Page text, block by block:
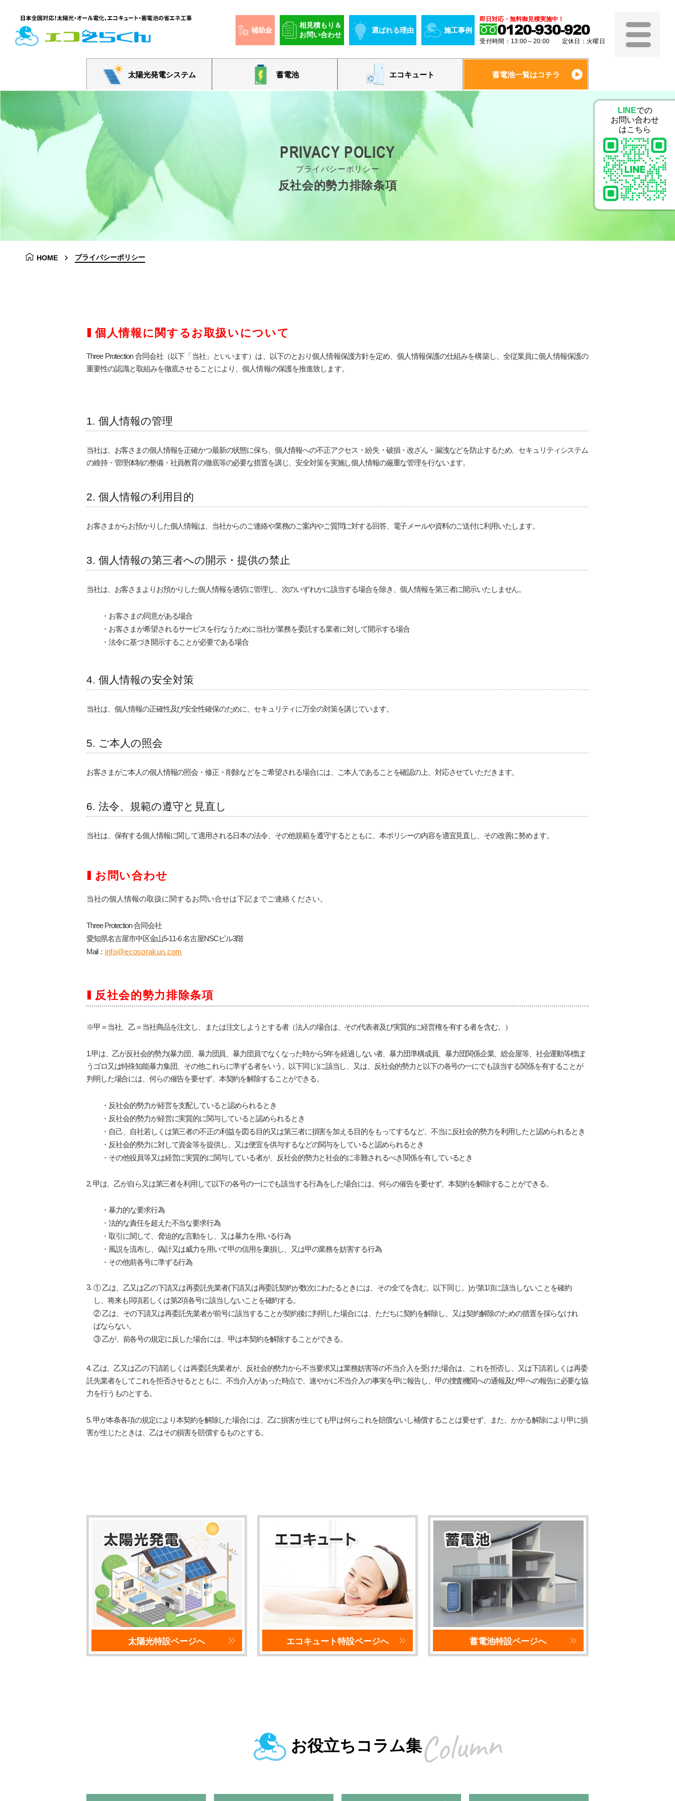
補助金
相見積もり＆
お問い合わせ
選ばれる理由 施工事例
即日対応・無料御見積実施中！
0120-930-920
受付時間：13:00～20:00 定休日：火曜日
太陽光発電システム 蓄電池 エコキュート 蓄電池一覧はコチラ
LINEでの
お問い合わせ
はこちら
PRIVACY POLICY
プライバシーポリシー
反社会的勢力排除条項
HOME プライバシーポリシー
個人情報に関するお取扱いについて
Three Protection 合同会社（以下「当社」といいます）は、以下のとおり個人情報保護方針を定め、個人情報保護の仕組みを構築し、全従業員に個人情報保護の
重要性の認識と取組みを徹底させることにより、個人情報の保護を推進致します。
1. 個人情報の管理
当社は、お客さまの個人情報を正確かつ最新の状態に保ち、個人情報への不正アクセス ・ 紛失・ 破損・改ざん・ 漏洩などを防止するため、セキュリティシステム
の維持・ 管理体制の整備・ 社員教育の徹底等の必要な措置を講じ、安全対策を実施し個人情報の厳重な管理を行ないます。
2. 個人情報の利用目的
お客さまからお預かりした個人情報は、当社からのご連絡や業務のご案内やご質問に対する回答、電子メールや資料のご送付に利用いたします。
3. 個人情報の第三者への開示 ・ 提供の禁止
当社は、お客さまよりお預かりした個人情報を適切に管理し、次のいずれかに該当する場合を除き、個人情報を第三者に開示いたしません。
・ お客さまの同意がある場合
・ お客さまが希望されるサービスを行なうために当社が業務を委託する業者に対して開示する場合
・ 法令に基づき開示することが必要である場合
4. 個人情報の安全対策
当社は、個人情報の正確性及び安全性確保のために、セキュリティに万全の対策を講じています。
5. ご本人の照会
お客さまがご本人の個人情報の照会 ・ 修正・ 削除などをご希望される場合には、ご本人であることを確認の上、対応させていただきます。
6. 法令、規範の遵守と見直し
当社は、保有する個人情報に関して適用される日本の法令、その他規範を遵守するとともに、本ポリシーの内容を適宜見直し、その改善に努めます。
お問い合わせ
当社の個人情報の取扱に関するお問い合せは下記までご連絡ください。
Three Protection 合同会社
愛知県名古屋市中区金山5-11-6 名古屋NSCビル3階
Mail： info@ecosorakun.com
反社会的勢力排除条項
※甲＝当社、乙＝当社商品を注文し、または注文しようとする者（法人の場合は、その代表者及び実質的に経営権を有する者を含む。）
1.甲は、乙が反社会的勢力(暴力団、暴力団員、暴力団員でなくなった時から5年を経過しない者、暴力団準構成員、暴力団関係企業、総会屋等、社会運動等標ぼ
うゴロ又は特殊知能暴力集団、その他これらに準ずる者をいう。以下同じ)に該当し、又は、反社会的勢力と以下の各号の一にでも該当する関係を有することが
判明した場合には、何らの催告を要せず、本契約を解除することができる。
・ 反社会的勢力が経営を支配していると認められるとき
・ 反社会的勢力が経営に実質的に関与していると認められるとき
・ 自己、自社若しくは第三者の不正の利益を図る目的又は第三者に損害を加える目的をもってするなど、不当に反社会的勢力を利用したと認められるとき
・ 反社会的勢力に対して資金等を提供し、又は便宜を供与するなどの関与をしていると認められるとき
・ その他役員等又は経営に実質的に関与している者が、反社会的勢力と社会的に非難されるべき関係を有しているとき
2. 甲は、乙が自ら又は第三者を利用して以下の各号の一にでも該当する行為をした場合には、何らの催告を要せず、本契約を解除することができる。
・ 暴力的な要求行為
・ 法的な責任を超えた不当な要求行為
・ 取引に関して、脅迫的な言動をし、又は暴力を用いる行為
・ 風説を流布し、偽計又は威力を用いて甲の信用を棄損し、又は甲の業務を妨害する行為
・ その他前各号に準ずる行為
3. ① 乙は、乙又は乙の下請又は再委託先業者(下請又は再委託契約が数次にわたるときには、その全てを含む。以下同じ。)が第1項に該当しないことを確約
し、将来も同項若しくは第2項各号に該当しないことを確約する。
② 乙は、その下請又は再委託先業者が前号に該当することが契約後に判明した場合には、ただちに契約を解除し、又は契約解除のための措置を採らなけれ
ばならない。
③ 乙が、前各号の規定に反した場合には、甲は本契約を解除することができる。
4. 乙は、乙又は乙の下請若しくは再委託先業者が、反社会的勢力から不当要求又は業務妨害等の不当介入を受けた場合は、これを拒否し、又は下請若しくは再委
託先業者をしてこれを拒否させるとともに、不当介入があった時点で、速やかに不当介入の事実を甲に報告し、甲の捜査機関への通報及び甲への報告に必要な協
力を行うものとする。
5. 甲が本条各項の規定により本契約を解除した場合には、乙に損害が生じても甲は何らこれを賠償ないし補償することは要せず、また、かかる解除により甲に損
害が生じたときは、乙はその損害を賠償するものとする。
太陽光特設ページへ エコキュート特設ページへ 蓄電池特設ページへ
お役立ちコラム集Column